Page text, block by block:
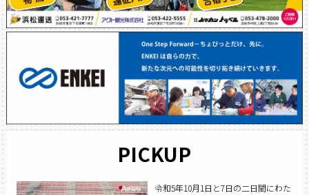
PICKUP
令和5年10月1日と7日の二日間にわた